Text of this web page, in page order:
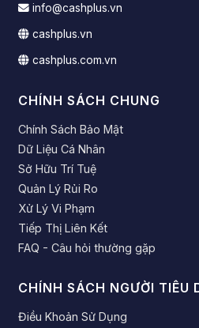
info@cashplus.vn
cashplus.vn
cashplus.com.vn
CHÍNH SÁCH CHUNG
Chính Sách Bảo Mật
Dữ Liệu Cá Nhân
Sở Hữu Trí Tuệ
Quản Lý Rủi Ro
Xử Lý Vi Phạm
Tiếp Thị Liên Kết
FAQ - Câu hỏi thường gặp
CHÍNH SÁCH NGƯỜI TIÊU
Điều Khoản Sử Dụng